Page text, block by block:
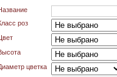
роз
цветка